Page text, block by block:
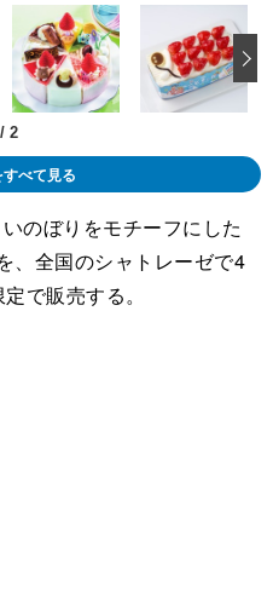
/ 2
すべて見る
のぼりをモチーフにした
、全国のシャトレーゼで4
で販売する。